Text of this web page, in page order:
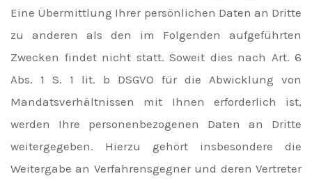
Eine Übermittlung Ihrer persönlichen Daten an Dritte
zu anderen als den im Folgenden aufgeführten
Zwecken findet nicht statt. Soweit dies nach Art. 6
Abs. 1 S. 1 lit. b DSGVO für die Abwicklung von
Mandatsverhältnissen mit Ihnen erforderlich ist,
werden Ihre personenbezogenen Daten an Dritte
weitergegeben. Hierzu gehört insbesondere die
Weitergabe an Verfahrensgegner und deren Vertreter